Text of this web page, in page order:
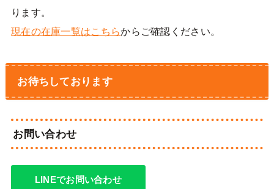
ります。
現在の在庫一覧はこちらからご確認ください。
お待ちしております
お問い合わせ
LINEでお問い合わせ